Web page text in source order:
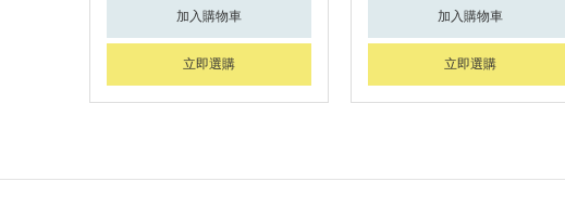
加入購物車
立即選購
加入購物車
立即選購